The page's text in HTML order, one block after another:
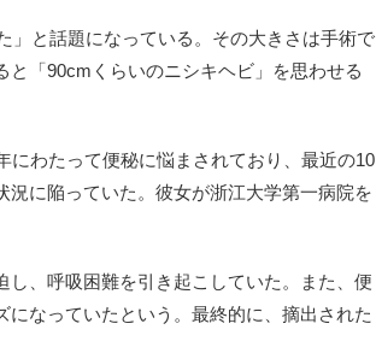
と話題になっている。その大きさは手術で
「90cmくらいのニシキヘビ」を思わせる
わたって便秘に悩まされており、最近の10
に陥っていた。彼女が浙江大学第一病院を
、呼吸困難を引き起こしていた。また、便
なっていたという。最終的に、摘出された